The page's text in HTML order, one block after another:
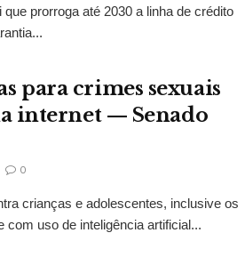
prorroga até 2030 a linha de crédito
para crimes sexuais
internet — Senado
0
crianças e adolescentes, inclusive os
com uso de inteligência artificial...